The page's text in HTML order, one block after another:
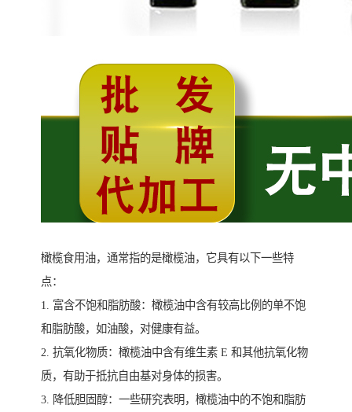
橄榄食用油，通常指的是橄榄油，它具有以下一些特
点：
1. 富含不饱和脂肪酸：橄榄油中含有较高比例的单不饱
和脂肪酸，如油酸，对健康有益。
2. 抗氧化物质：橄榄油中含有维生素 E 和其他抗氧化物
质，有助于抵抗自由基对身体的损害。
3. 降低胆固醇：一些研究表明，橄榄油中的不饱和脂肪